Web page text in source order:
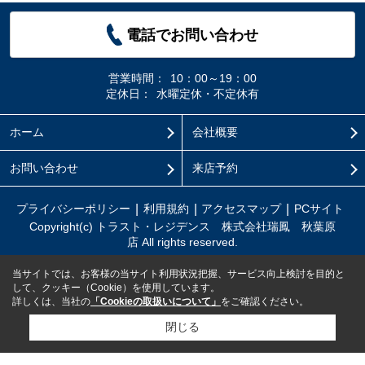
電話でお問い合わせ
営業時間：
10：00～19：00
定休日：
水曜定休・不定休有
ホーム 会社概要
お問い合わせ 来店予約
プライバシーポリシー 利用規約 アクセスマップ
PCサイト
Copyright(c) トラスト・レジデンス 株式会社瑞鳳 秋葉原
店 All rights reserved.
当サイトでは、お客様の当サイト利用状況把握、サービス向上検討を目的と
して、クッキー（Cookie）を使用しています。
詳しくは、当社の 「Cookieの取扱いについて」 をご確認ください。
閉じる